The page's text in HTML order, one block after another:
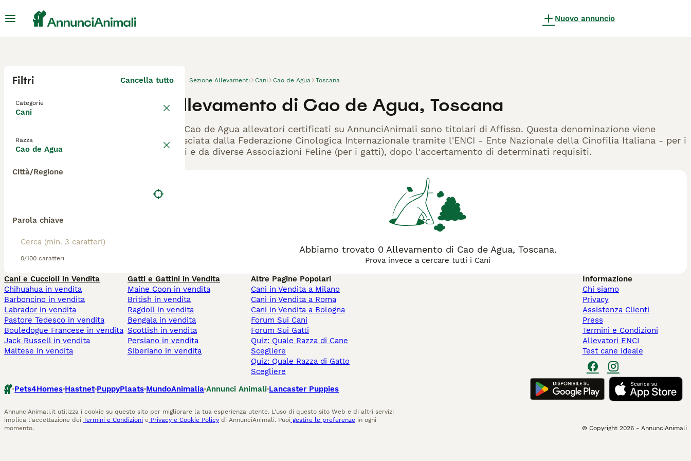
Nuovo annuncio
Filtri Cancella tutto
Categorie
Cani
Razza
Cao de Agua
Città/Regione
Parola chiave
0/100 caratteri
Sezione Allevamenti Cani Cao de Agua Toscana
Allevamento di Cao de Agua, Toscana
Gli Cao de Agua allevatori certificati su AnnunciAnimali sono titolari di Affisso. Questa denominazione viene
rilasciata dalla Federazione Cinologica Internazionale tramite l'ENCI - Ente Nazionale della Cinofilia Italiana - per i
cani e da diverse Associazioni Feline (per i gatti), dopo l'accertamento di determinati requisiti.
Abbiamo trovato 0 Allevamento di Cao de Agua, Toscana.
Prova invece a cercare tutti i Cani
Cani e Cuccioli in Vendita
Chihuahua in vendita
Barboncino in vendita
Labrador in vendita
Pastore Tedesco in vendita
Bouledogue Francese in vendita
Jack Russell in vendita
Maltese in vendita
Gatti e Gattini in Vendita
Maine Coon in vendita
British in vendita
Ragdoll in vendita
Bengala in vendita
Scottish in vendita
Persiano in vendita
Siberiano in vendita
Altre Pagine Popolari
Cani in Vendita a Milano
Cani in Vendita a Roma
Cani in Vendita a Bologna
Forum Sui Cani
Forum Sui Gatti
Quiz: Quale Razza di Cane
Scegliere
Quiz: Quale Razza di Gatto
Scegliere
Informazione
Chi siamo
Privacy
Assistenza Clienti
Press
Termini e Condizioni
Allevatori ENCI
Test cane ideale
Pets4Homes Hastnet PuppyPlaats MundoAnimalia Annunci Animali Lancaster Puppies
AnnunciAnimali.it utilizza i cookie su questo sito per migliorare la tua esperienza utente. L'uso di questo sito Web e di altri servizi
implica l'accettazione dei Termini e Condizioni e Privacy e Cookie Policy di AnnunciAnimali. Puoi gestire le preferenze in ogni
momento.
© Copyright 2026 - AnnunciAnimali